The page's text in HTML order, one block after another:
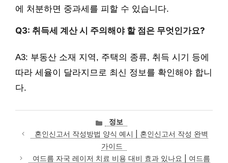
에 처분하면 중과세를 피할 수 있습니다.
Q3: 취득세 계산 시 주의해야 할 점은 무엇인가요?
A3: 부동산 소재 지역, 주택의 종류, 취득 시기 등에
따라 세율이 달라지므로 최신 정보를 확인해야 합니
다.
카
테
고
리
정보
혼인신고서 작성방법 양식 예시 | 혼인신고서 작성 완벽
가이드
여드름 자국 레이저 치료 비용 대비 효과 있나요 | 여드름